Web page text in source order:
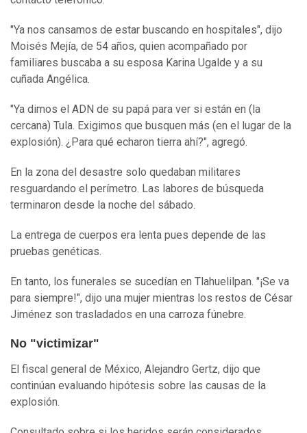
"Ya nos cansamos de estar buscando en hospitales", dijo
Moisés Mejía, de 54 años, quien acompañado por
familiares buscaba a su esposa Karina Ugalde y a su
cuñada Angélica.
"Ya dimos el ADN de su papá para ver si están en (la
cercana) Tula. Exigimos que busquen más (en el lugar de la
explosión). ¿Para qué echaron tierra ahí?", agregó.
En la zona del desastre solo quedaban militares
resguardando el perímetro. Las labores de búsqueda
terminaron desde la noche del sábado.
La entrega de cuerpos era lenta pues depende de las
pruebas genéticas.
En tanto, los funerales se sucedían en Tlahuelilpan. "¡Se va
para siempre!", dijo una mujer mientras los restos de César
Jiménez son trasladados en una carroza fúnebre.
No "victimizar"
El fiscal general de México, Alejandro Gertz, dijo que
continúan evaluando hipótesis sobre las causas de la
explosión.